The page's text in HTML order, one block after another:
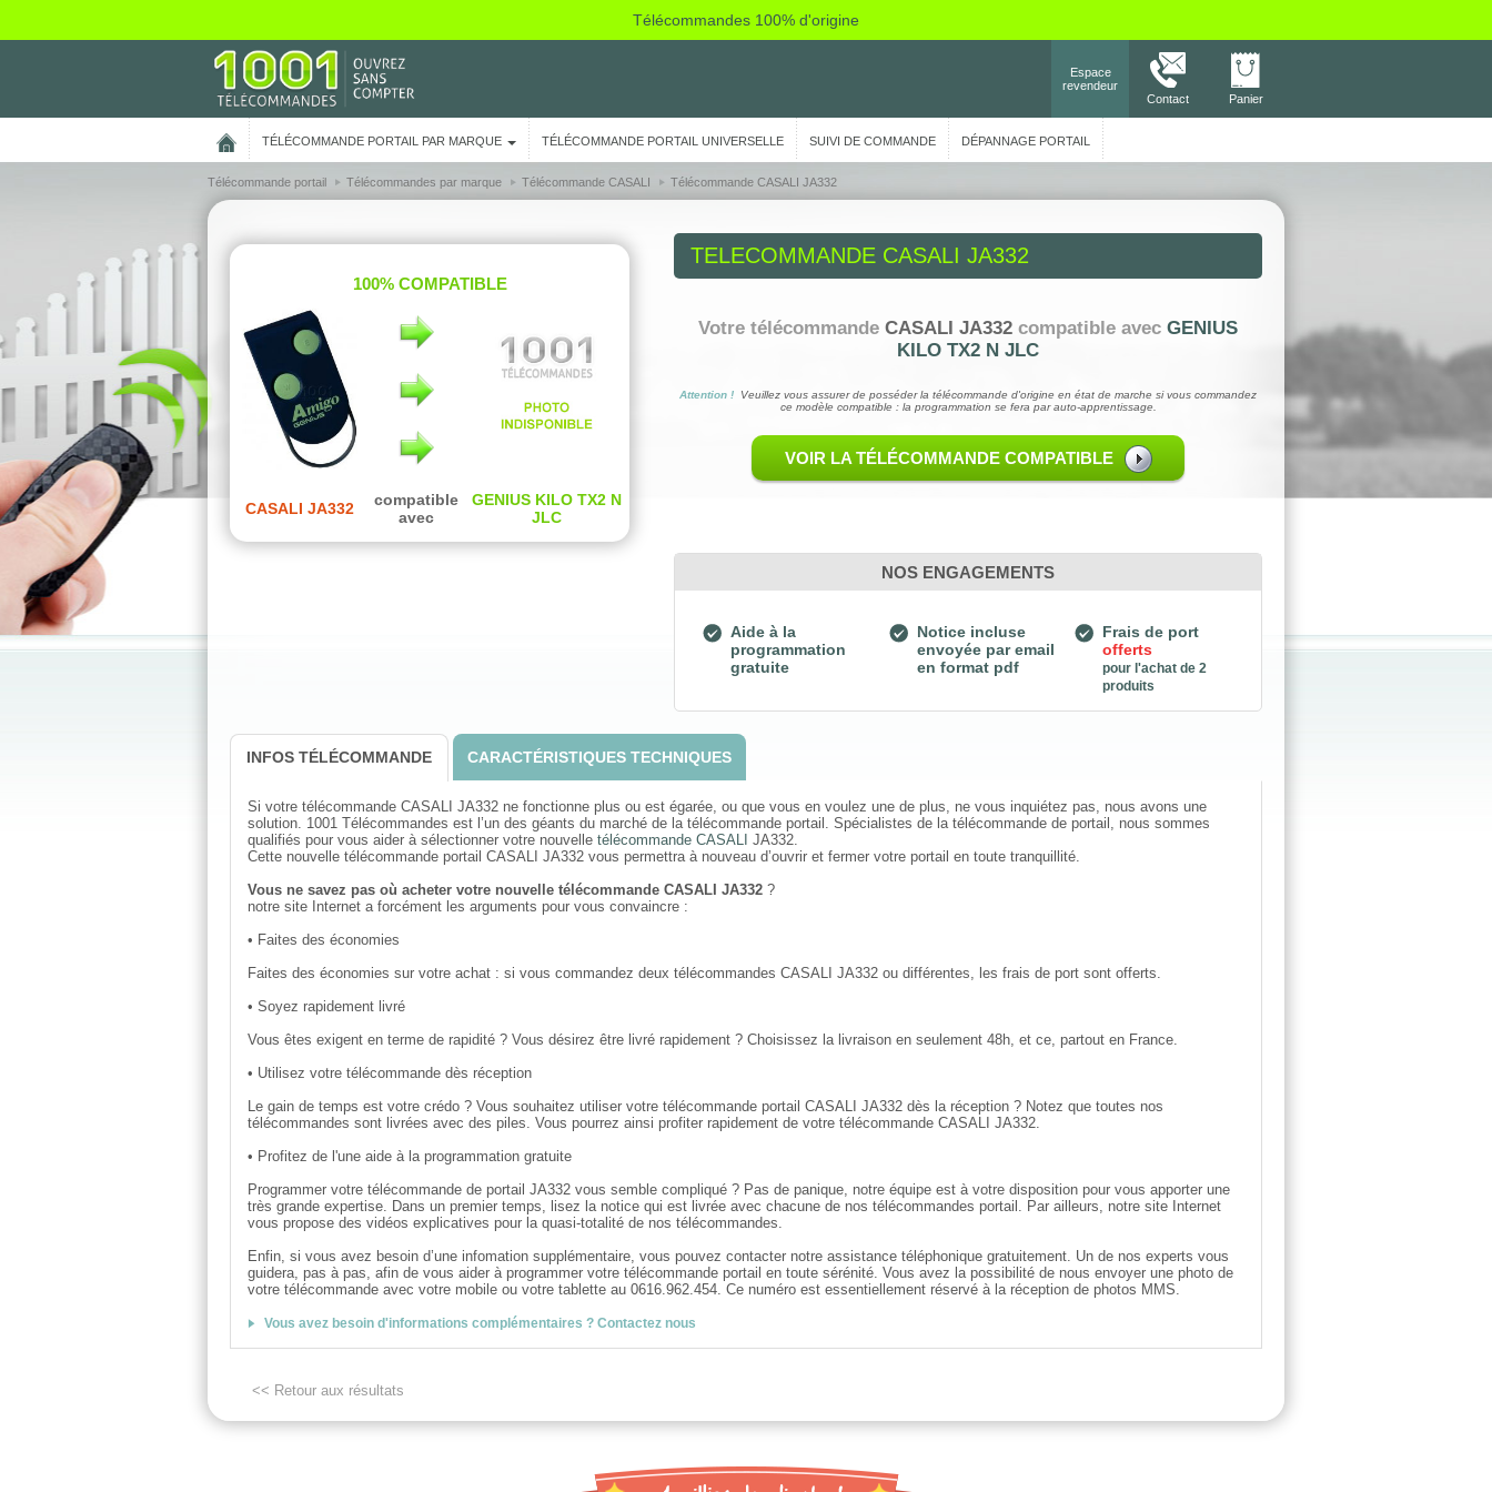
Télécommandes 100% d'origine
Espace
revendeur
Contact
Panier
TÉLÉCOMMANDE PORTAIL PAR MARQUE TÉLÉCOMMANDE PORTAIL UNIVERSELLE SUIVI DE COMMANDE DÉPANNAGE PORTAIL
Télécommande portail Télécommandes par marque Télécommande CASALI Télécommande CASALI JA332
100% COMPATIBLE
CASALI JA332
compatible
avec
GENIUS KILO TX2 N
JLC
TELECOMMANDE CASALI JA332
Votre télécommande CASALI JA332 compatible avec GENIUS
KILO TX2 N JLC
Attention ! Veuillez vous assurer de posséder la télécommande d'origine en état de marche si vous commandez
ce modèle compatible : la programmation se fera par auto-apprentissage.
VOIR LA TÉLÉCOMMANDE COMPATIBLE
NOS ENGAGEMENTS
Aide à la
programmation
gratuite
Notice incluse
envoyée par email
en format pdf
Frais de port
offerts
pour l'achat de 2
produits
INFOS TÉLÉCOMMANDE CARACTÉRISTIQUES TECHNIQUES
Si votre télécommande CASALI JA332 ne fonctionne plus ou est égarée, ou que vous en voulez une de plus, ne vous inquiétez pas, nous avons une
solution. 1001 Télécommandes est l’un des géants du marché de la télécommande portail. Spécialistes de la télécommande de portail, nous sommes
qualifiés pour vous aider à sélectionner votre nouvelle télécommande CASALI JA332.
Cette nouvelle télécommande portail CASALI JA332 vous permettra à nouveau d’ouvrir et fermer votre portail en toute tranquillité.
Vous ne savez pas où acheter votre nouvelle télécommande CASALI JA332 ?
notre site Internet a forcément les arguments pour vous convaincre :
• Faites des économies
Faites des économies sur votre achat : si vous commandez deux télécommandes CASALI JA332 ou différentes, les frais de port sont offerts.
• Soyez rapidement livré
Vous êtes exigent en terme de rapidité ? Vous désirez être livré rapidement ? Choisissez la livraison en seulement 48h, et ce, partout en France.
• Utilisez votre télécommande dès réception
Le gain de temps est votre crédo ? Vous souhaitez utiliser votre télécommande portail CASALI JA332 dès la réception ? Notez que toutes nos
télécommandes sont livrées avec des piles. Vous pourrez ainsi profiter rapidement de votre télécommande CASALI JA332.
• Profitez de l'une aide à la programmation gratuite
Programmer votre télécommande de portail JA332 vous semble compliqué ? Pas de panique, notre équipe est à votre disposition pour vous apporter une
très grande expertise. Dans un premier temps, lisez la notice qui est livrée avec chacune de nos télécommandes portail. Par ailleurs, notre site Internet
vous propose des vidéos explicatives pour la quasi-totalité de nos télécommandes.
Enfin, si vous avez besoin d’une infomation supplémentaire, vous pouvez contacter notre assistance téléphonique gratuitement. Un de nos experts vous
guidera, pas à pas, afin de vous aider à programmer votre télécommande portail en toute sérénité. Vous avez la possibilité de nous envoyer une photo de
votre télécommande avec votre mobile ou votre tablette au 0616.962.454. Ce numéro est essentiellement réservé à la réception de photos MMS.
Vous avez besoin d'informations complémentaires ? Contactez nous
<< Retour aux résultats